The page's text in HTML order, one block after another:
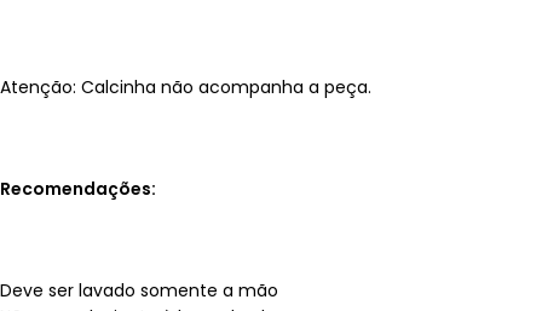
Atenção: Calcinha não acompanha a peça.
Recomendações:
Deve ser lavado somente a mão